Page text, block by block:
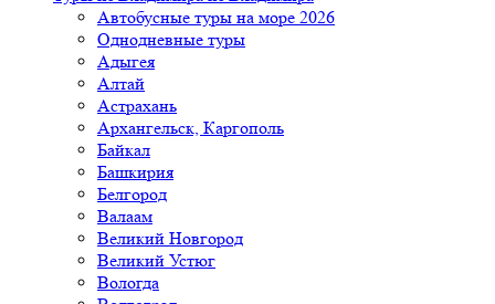
Автобусные туры на море 2026
Однодневные туры
Адыгея
Алтай
Астрахань
Архангельск, Каргополь
Байкал
Башкирия
Белгород
Валаам
Великий Новгород
Великий Устюг
Вологда